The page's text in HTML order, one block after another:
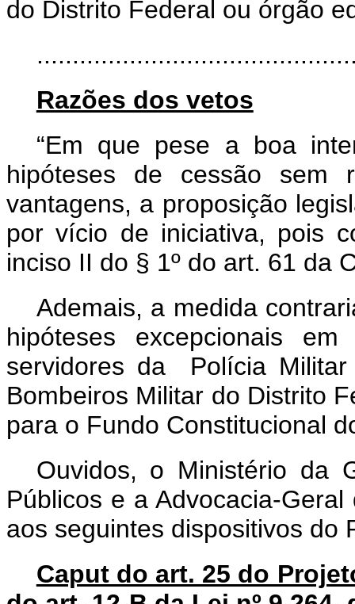
do Distrito Federal ou órgão
Razões dos vetos
“Em que pese a boa
hipóteses de cessão sem
vantagens, a proposição
por vício de iniciativa, pois
inciso II do § 1º do art. 61 da
Ademais, a medida
hipóteses excepcionais
servidores da Polícia
Bombeiros Militar do Distrito
para o Fundo Constitucional
Ouvidos, o Ministério da
Públicos e a Advocacia-
aos seguintes dispositivos do
Caput do art. 25 do